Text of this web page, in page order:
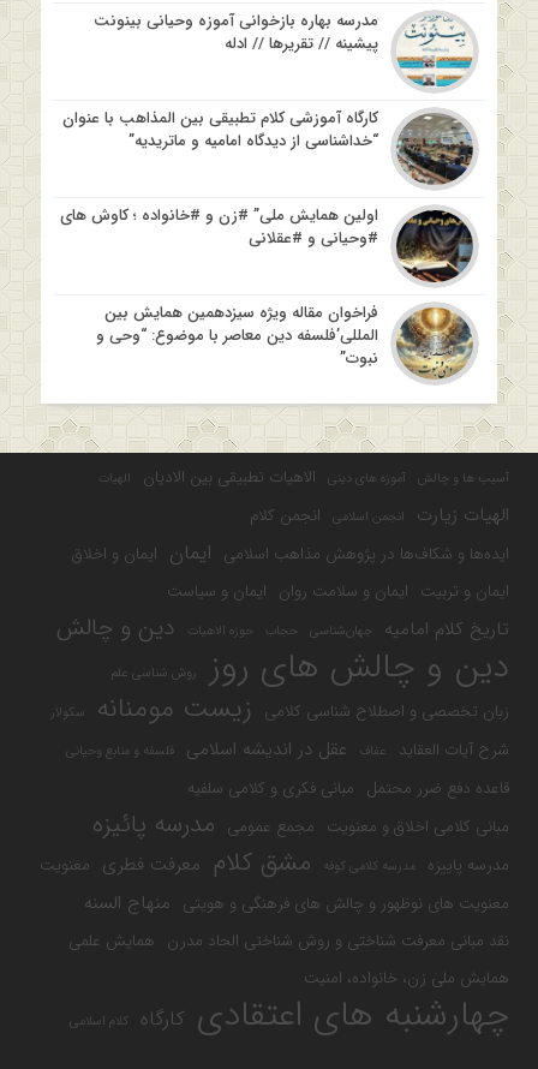
مدرسه بهاره بازخوانی آموزه وحیانی بینونت
پیشینه // تقریرها // ادله
کارگاه آموزشی کلام تطبیقی بین المذاهب با عنوان
“خداشناسی از دیدگاه امامیه و ماتریدیه”
اولین همایش ملی” #زن و #خانواده ؛ کاوش های
#وحیانی و #عقلانی
فراخوان مقاله ویژه سیزدهمین همایش بین
المللی’فلسفه دین معاصر با موضوع: “وحی و
نبوت”
آسیب ها و چالش آموزه های دینی الاهیات تطبیقی بین الادیان الهیات
الهیات زیارت انجمن اسلامی
انجمن کلام
ایده‌ها و شکاف‌ها در پژوهش مذاهب اسلامی ایمان ایمان و اخلاق
ایمان و تربیت ایمان و سلامت روان ایمان و سیاست
تاریخ کلام امامیه جهان‌شناسی حجاب حوزه الاهیات دین و چالش
دین و چالش های روز روش شناسی علم
زبان تخصصی و اصطلاح شناسی کلامی زیست مومنانه سکولار
شرح آیات العقاید عفاف عقل در اندیشه اسلامی فلسفه و منابع وحیانی
قاعده دفع ضرر محتمل مبانی فکری و کلامی سلفیه
مبانی کلامی اخلاق و معنویت مجمع عمومی مدرسه پائیزه
مدرسه پاییزه مدرسه کلامی کوفه مشق کلام معرفت فطری معنویت
معنویت های نوظهور و چالش های فرهنگی و هویتی منهاج السنه
نقد مبانی معرفت شناختی و روش شناختی الحاد مدرن همایش علمی
همایش ملی زن، خانواده، امنیت
چهارشنبه های اعتقادی کارگاه کلام اسلامی